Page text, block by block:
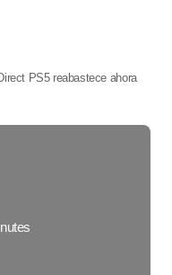
PS5 reabastece ahora